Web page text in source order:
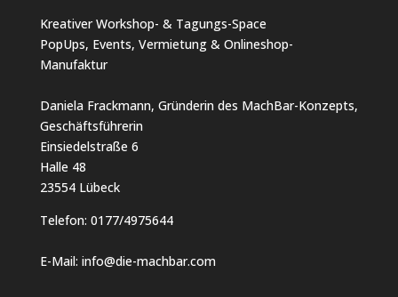
Kreativer Workshop- & Tagungs-Space
PopUps, Events, Vermietung & Onlineshop-
Manufaktur
Daniela Frackmann, Gründerin des MachBar-Konzepts,
Geschäftsführerin
Einsiedelstraße 6
Halle 48
23554 Lübeck
Telefon: 0177/4975644
E-Mail: info@die-machbar.com